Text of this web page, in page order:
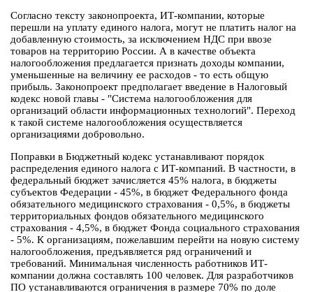
Согласно тексту законопроекта, ИТ-компании, которые
перешли на уплату единого налога, могут не платить налог на
добавленную стоимость, за исключением НДС при ввозе
товаров на территорию России. А в качестве объекта
налогообложения предлагается признать доходы компании,
уменьшенные на величину ее расходов - то есть общую
прибыль. Законопроект предполагает введение в Налоговый
кодекс новой главы - "Система налогообложения для
организаций области информационных технологий". Переход
к такой системе налогообложения осуществляется
организациями добровольно.
Поправки в Бюджетный кодекс устанавливают порядок
распределения единого налога с ИТ-компаний. В частности, в
федеральный бюджет зачисляется 45% налога, в бюджеты
субъектов Федерации - 45%, в бюджет Федерального фонда
обязательного медицинского страхования - 0,5%, в бюджеты
территориальных фондов обязательного медицинского
страхования - 4,5%, в бюджет Фонда социального страхования
- 5%. К организациям, пожелавшим перейти на новую систему
налогообложения, предъявляется ряд ограничений и
требований. Минимальная численность работников ИТ-
компании должна составлять 100 человек. Для разработчиков
ПО устанавливаются ограничения в размере 70% по доле